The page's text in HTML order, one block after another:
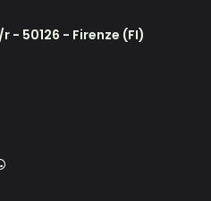
- 50126 - Firenze (FI)